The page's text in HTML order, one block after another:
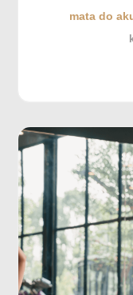
mata do